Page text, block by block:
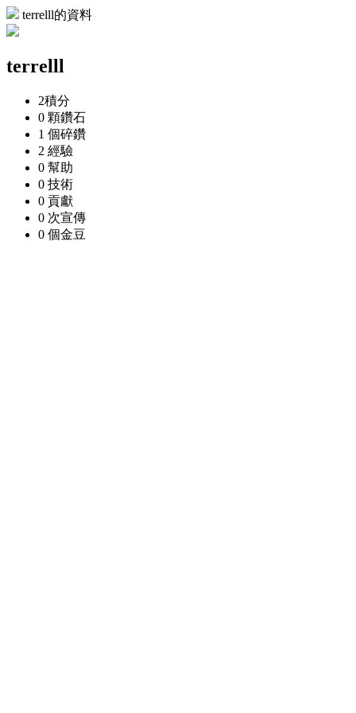
terrelll的資料
terrelll
2積分
0 顆鑽石
1 個碎鑽
2 經驗
0 幫助
0 技術
0 貢獻
0 次宣傳
0 個金豆